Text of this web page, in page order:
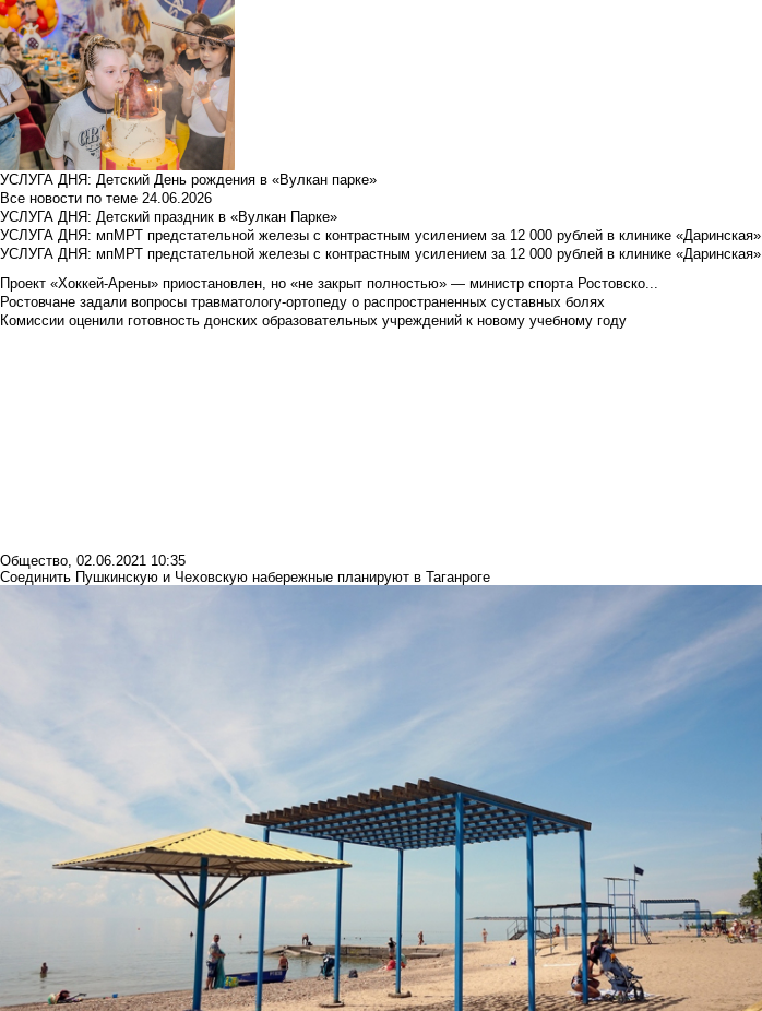
УСЛУГА ДНЯ: Детский День рождения в «Вулкан парке»
Все новости по теме 24.06.2026
УСЛУГА ДНЯ: Детский праздник в «Вулкан Парке»
УСЛУГА ДНЯ: мпМРТ предстательной железы с контрастным усилением за 12 000 рублей в клинике «Даринская»
УСЛУГА ДНЯ: мпМРТ предстательной железы с контрастным усилением за 12 000 рублей в клинике «Даринская»
Проект «Хоккей-Арены» приостановлен, но «не закрыт полностью» — министр спорта Ростовско...
Ростовчане задали вопросы травматологу-ортопеду о распространенных суставных болях
Комиссии оценили готовность донских образовательных учреждений к новому учебному году
Общество, 02.06.2021 10:35
Соединить Пушкинскую и Чеховскую набережные планируют в Таганроге